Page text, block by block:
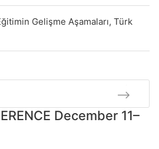
Gelişme Aşamaları, Türk
December 11–